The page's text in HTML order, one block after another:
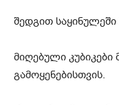
შედგით საყინულეში
მიღებული
გამოყენებისთვის.